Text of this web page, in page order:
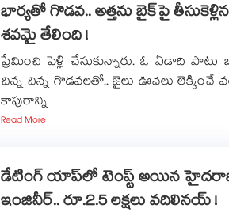
భార్యతో గొడవ.. అత్తను బైక్⁭పై తీసుకెళ్లిన
శవమై తేలింది !
ప్రేమించి పెళ్లి చేసుకున్నారు. ఓ ఏడాది
చిన్న చిన్న గొడవలతో.. జైలు ఊచలు లెక్కించే
కాపురాన్ని
Read More
డేటింగ్ యాప్⁭లో టెంప్ట్ అయిన
ఇంజినీర్.. రూ.2.5 లక్షలు వదిలినయ్ !